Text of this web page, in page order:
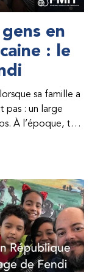
en
: le
sa famille a
pas : un large
À l’époque, très
République
étaient chers
traitement dure
une dose
ces soins limités,
manquait